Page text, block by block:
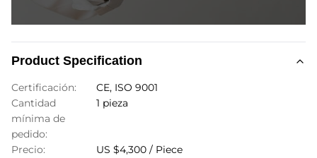
Product Specification
Certificación:
CE, ISO 9001
Cantidad
mínima de
pedido:
1 pieza
Precio: US $4,300 / Piece